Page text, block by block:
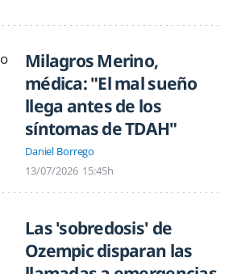
Milagros Merino,
médica: "El mal sueño
llega antes de los
síntomas de TDAH"
Daniel Borrego
13/07/2026 15:45h
Las 'sobredosis' de
Ozempic disparan las